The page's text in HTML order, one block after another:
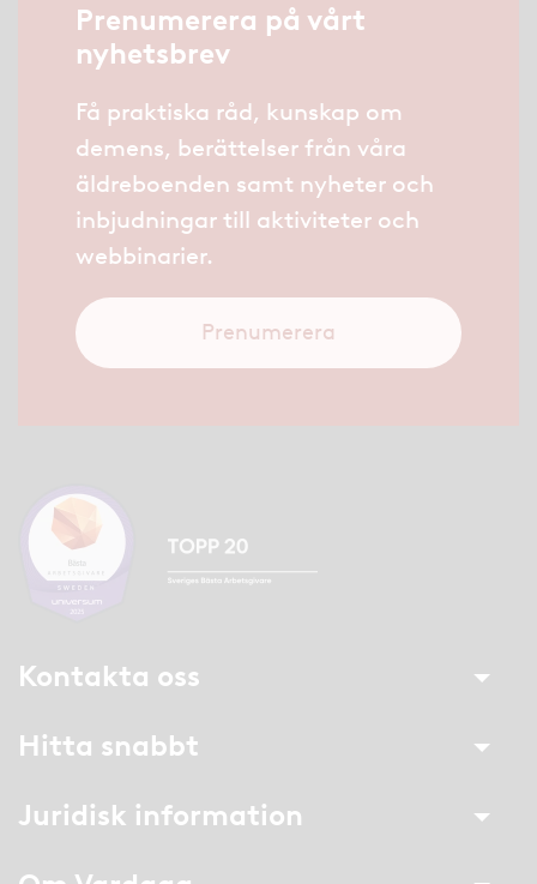
Prenumerera på vårt
nyhetsbrev
Få praktiska råd, kunskap om
demens, berättelser från våra
äldreboenden samt nyheter och
inbjudningar till aktiviteter och
webbinarier.
Prenumerera
Kontakta oss
Hitta snabbt
Juridisk information